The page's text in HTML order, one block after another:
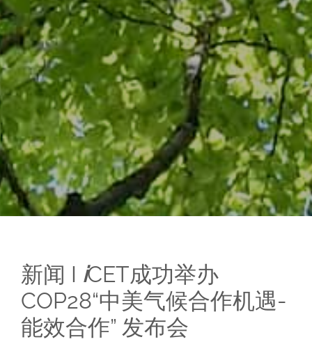
新闻 I iCET成功举办
COP28“中美气候合作机遇-
能效合作” 发布会